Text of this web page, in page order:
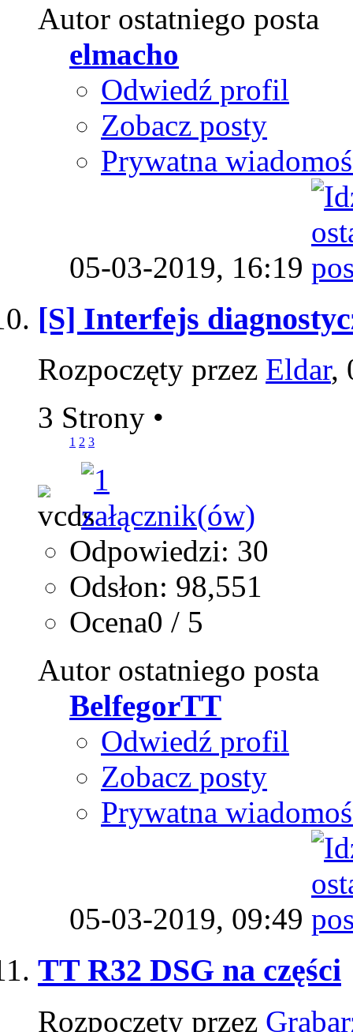
Autor ostatniego posta
elmacho
Odwiedź profil
Zobacz posty
Prywatna
05-03-2019, 16:19
[S] Interfejs
Rozpoczęty przez Eldar,
3 Strony •
1 2 3
Odpowiedzi: 30
Odsłon: 98,551
Ocena0 / 5
Autor ostatniego posta
BelfegorTT
Odwiedź profil
Zobacz posty
Prywatna
05-03-2019, 09:49
TT R32 DSG na części
Rozpoczęty przez